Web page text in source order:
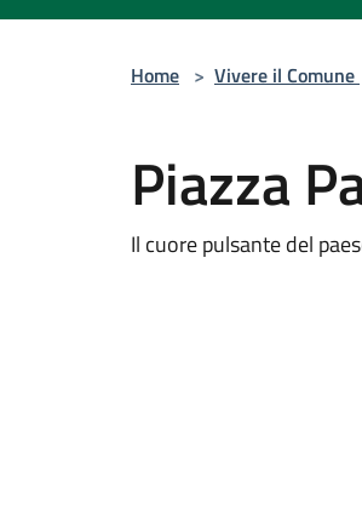
Home > Vivere il Comune
Piazza
Il cuore pulsante del